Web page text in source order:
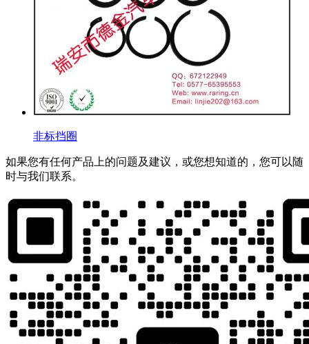
非标挡圈
如果您有任何产品上的问题及建议，或您想知道的，您可以随
时与我们联系。